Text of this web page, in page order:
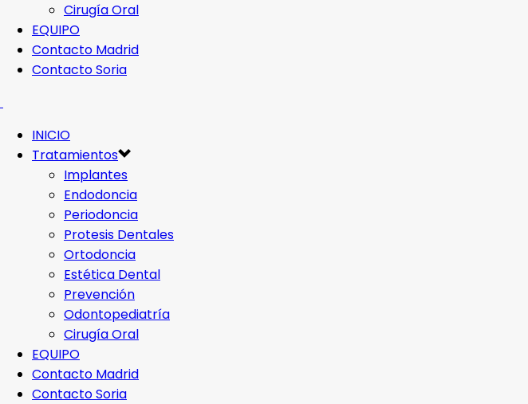
Cirugía Oral
EQUIPO
Contacto Madrid
Contacto Soria
INICIO
Tratamientos
Implantes
Endodoncia
Periodoncia
Protesis Dentales
Ortodoncia
Estética Dental
Prevención
Odontopediatría
Cirugía Oral
EQUIPO
Contacto Madrid
Contacto Soria